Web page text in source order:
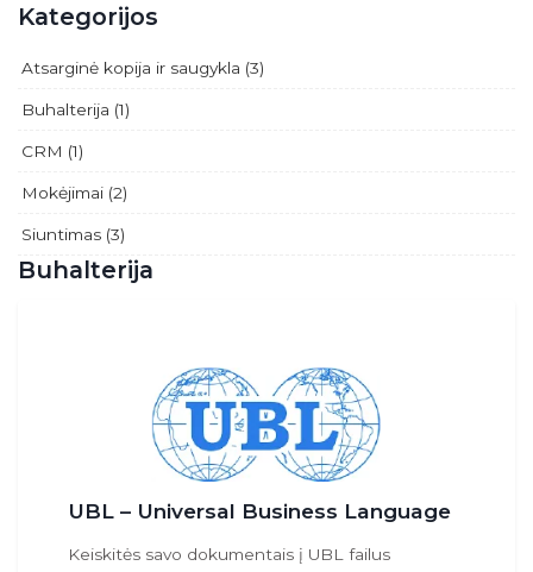
Kategorijos
Atsarginė kopija ir saugykla (3)
Buhalterija (1)
CRM (1)
Mokėjimai (2)
Siuntimas (3)
Buhalterija
UBL – Universal Business Language
Keiskitės savo dokumentais į UBL failus